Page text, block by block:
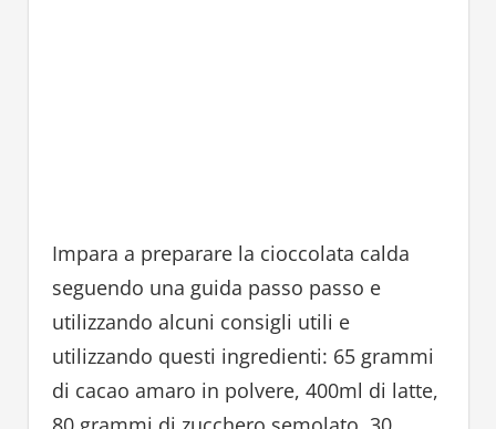
Impara a preparare la cioccolata calda
seguendo una guida passo passo e
utilizzando alcuni consigli utili e
utilizzando questi ingredienti: 65 grammi
di cacao amaro in polvere, 400ml di latte,